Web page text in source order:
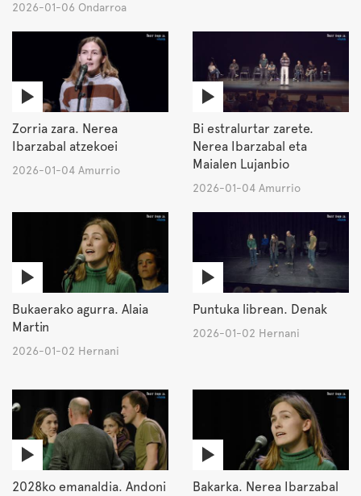
2026-01-06 Ondarroa
Zorria zara. Nerea
Ibarzabal atzekoei
2026-01-04 Amurrio
Bi estralurtar zarete.
Nerea Ibarzabal eta
Maialen Lujanbio
2026-01-04 Amurrio
Bukaerako agurra. Alaia
Martin
2026-01-02 Hernani
Puntuka librean. Denak
2026-01-02 Hernani
2028ko emanaldia. Andoni
Bakarka. Nerea Ibarzabal